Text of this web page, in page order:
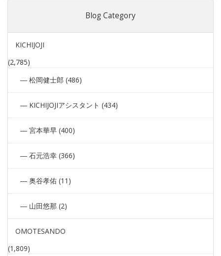
Blog Category
KICHIJOJI
(2,785)
松岡健士郎 (486)
KICHIJOJIアシスタント (434)
宮本華早 (400)
石元浩幸 (366)
奥谷孝佑 (11)
山田悠那 (2)
OMOTESANDO
(1,809)